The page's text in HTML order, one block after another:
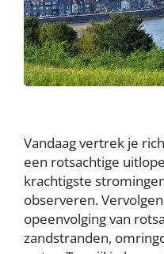
Vandaag vertrek je
een rotsachtige
krachtigste
observeren.
opeenvolging van
zandstranden,